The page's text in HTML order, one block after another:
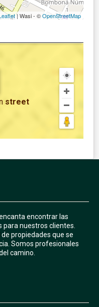
| Wasi - ©OpenStreetMap
street
encontrar las
nuestros clientes.
propiedades que se
Somos profesionales
camino.